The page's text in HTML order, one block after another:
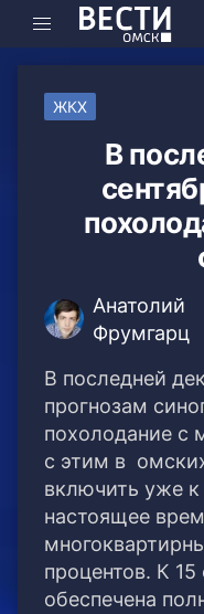
ЖКХ
В
Анатолий
Фрумгарц
В последней
прогнозам
похолодание с
с этим в
включить уже к
настоящее
процентов. К
обеспечена